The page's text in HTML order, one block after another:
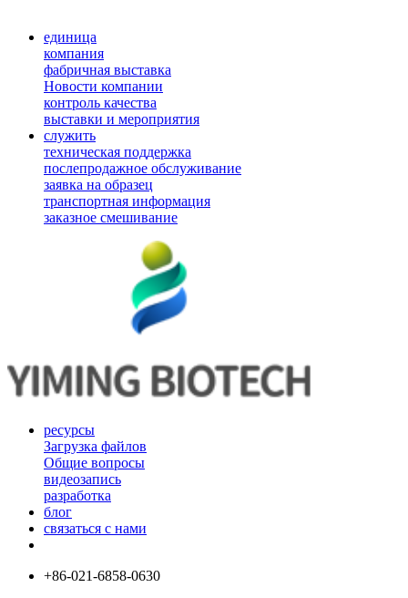
единица
компания
фабричная выставка
Новости компании
контроль качества
выставки и мероприятия
служить
техническая поддержка
послепродажное обслуживание
заявка на образец
транспортная информация
заказное смешивание
ресурсы
Загрузка файлов
Общие вопросы
видеозапись
разработка
блог
связаться с нами
+86-021-6858-0630